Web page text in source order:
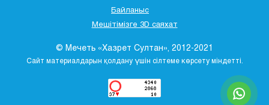
Байланыс
Мешітімізге 3D саяхат
© Мечеть «Хазрет Султан», 2012-2021
Сайт материалдарын қолдану үшін сілтеме көрсету міндетті.